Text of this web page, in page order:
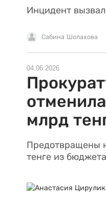
Инцидент
Сабина Шолахова
04.06.2026
млрд
Предотвращены
тенге из